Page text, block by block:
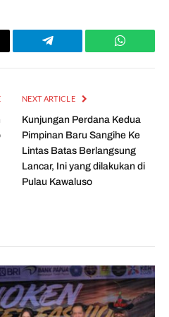
Telegram
NEXT ARTICLE
Kunjungan Perdana Kedua
Pimpinan Baru Sangihe Ke
Lintas Batas Berlangsung
Lancar, Ini yang dilakukan di
Pulau Kawaluso